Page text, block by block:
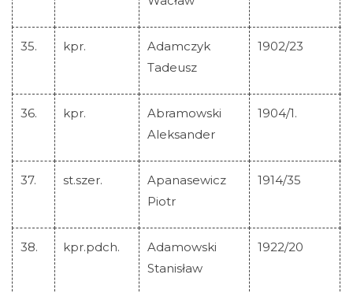
35. kpr.
Adamczyk
Tadeusz
1902/23
36. kpr.
Abramowski
Aleksander
1904/1.
37. st.szer.
Apanasewicz
Piotr
1914/35
38. kpr.pdch.
Adamowski
Stanisław
1922/20